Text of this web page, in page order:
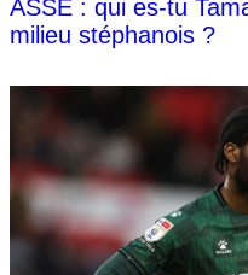
ASSE : qui es-tu
milieu stéphanois ?